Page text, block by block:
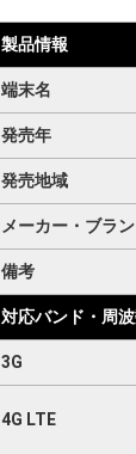
製品情報
端末名
発売年
発売地域
メーカー・ブラ
備考
対応バンド・周
3G
4G LTE